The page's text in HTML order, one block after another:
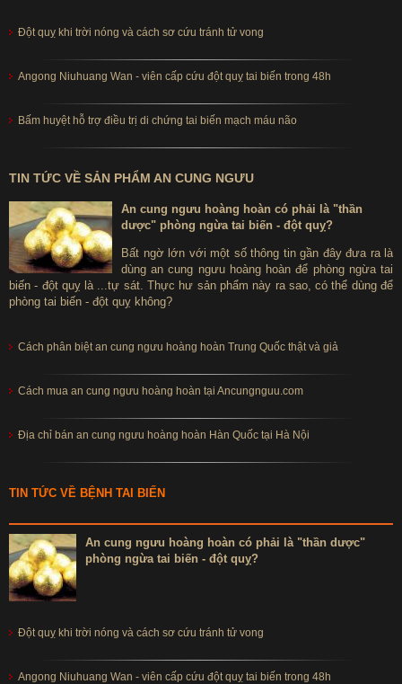
Đột quỵ khi trời nóng và cách sơ cứu tránh tử vong
Angong Niuhuang Wan - viên cấp cứu đột quỵ tai biến trong 48h
Bấm huyệt hỗ trợ điều trị di chứng tai biến mạch máu não
TIN TỨC VỀ SẢN PHẨM AN CUNG NGƯU
An cung ngưu hoàng hoàn có phải là "thần
dược" phòng ngừa tai biến - đột quỵ?
Bất ngờ lớn với một số thông tin gần đây đưa ra là
dùng an cung ngưu hoàng hoàn để phòng ngừa tai
biến - đột quỵ là ...tự sát. Thực hư sản phẩm này ra sao, có thể dùng để
phòng tai biến - đột quỵ không?
Cách phân biệt an cung ngưu hoàng hoàn Trung Quốc thật và giả
Cách mua an cung ngưu hoàng hoàn tại Ancungnguu.com
Địa chỉ bán an cung ngưu hoàng hoàn Hàn Quốc tại Hà Nội
TIN TỨC VỀ BỆNH TAI BIẾN
An cung ngưu hoàng hoàn có phải là "thần dược"
phòng ngừa tai biến - đột quỵ?
Đột quỵ khi trời nóng và cách sơ cứu tránh tử vong
Angong Niuhuang Wan - viên cấp cứu đột quỵ tai biến trong 48h